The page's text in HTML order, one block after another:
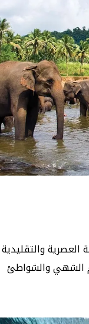
والتقليدية
الشهي والشواطئ